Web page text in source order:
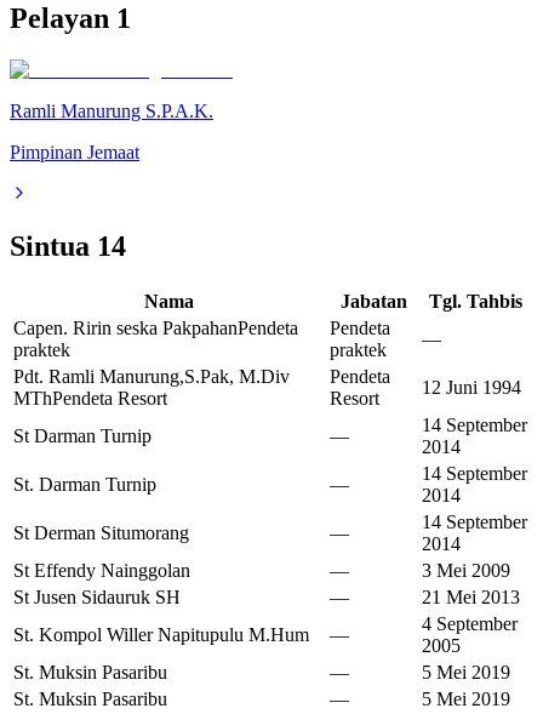
Pelayan 1
Ramli Manurung S.P.A.K.
Pimpinan Jemaat
Sintua 14
Nama Jabatan
Tgl. Tahbis
Capen. Ririn seska PakpahanPendeta
praktek
Pendeta
praktek
—
Pdt. Ramli Manurung,S.Pak, M.Div
MThPendeta Resort
Pendeta
Resort
12 Juni 1994
St Darman Turnip —
14 September
2014
St. Darman Turnip
—
14 September
2014
St Derman Situmorang
—
14 September
2014
St Effendy Nainggolan
—
3 Mei 2009
St Jusen Sidauruk SH
—
21 Mei 2013
St. Kompol Willer Napitupulu M.Hum
—
4 September
2005
St. Muksin Pasaribu
—
5 Mei 2019
St. Muksin Pasaribu
—
5 Mei 2019